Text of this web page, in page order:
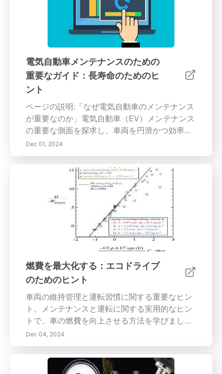
ださい。あなたの車両は最高のケアを受けるに
値し、この面での時間管理を習得することで、
道路での安全を確保することができます。
より豊かでバランスの取れた生活を育むための
マインドフルネスの旅に参加しましょう。
電気自動車メンテナンスのための
重要なガイド：長寿命のためのヒ
ント
ページの説明:「なぜ電気自動車のメンテナンス
が重要なのか」電気自動車（EV）メンテナンス
の重要な側面を探求し、車両を円滑かつ効率的
に運行させるための方法を紹介します。この包
括的なガイドでは、バッテリーケア、タイヤメ
ンテナンス、ソフトウェアの更新、定期的な点
検を含む、EV特有のメンテナンスニーズを網羅
しています。車両のバッテリー寿命を延ばし、
最適なタイヤ性能を確保し、ソフトウェアの改
善について常に最新の情報を得る方法を学びま
す。新しいEVオーナーであろうと、メンテナン
スルーチンを洗練させようとしている方にとっ
ても、この記事はあなたの電気自動車の寿命を
延ばし、運転体験を向上させるための実践的な
ヒントと洞察を提供します。
Dec 01, 2024
燃費を最大化する：エコドライブ
のためのヒント
車両の維持管理と運転習慣に関する重要なヒン
ト。メンテナンスと運転に関する実用的なヒン
トで、車の燃費を向上させる方法を学びましょ
う。定期的なオイル交換やタイヤの空気圧チェ
ックを確実に行うことからエコドライブの習慣
を取り入れるまで、私たちのガイドは効率を改
善し、燃料コストを削減するために必要なすべ
Dec 04, 2024